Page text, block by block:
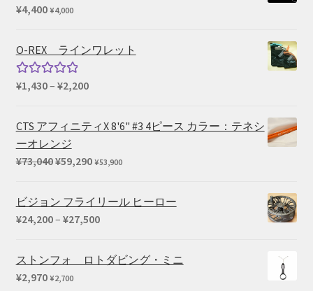
¥4,400 ¥4,000
O-REX ラインワレット
5段階中
¥1,430– ¥2,200価
帯:
–
CTS アフィニティX 8'6" #3 4ピース カラー：テネシ
ーオレンジ
¥73,040元
価
格
で
し
¥59,290現
の
価
¥59,290
¥53,900
ビジョン フライリール ヒーロー
¥24,200– ¥27,500価
帯:
ストンフォ ロトダビング・ミニ
¥2,970 ¥2,700